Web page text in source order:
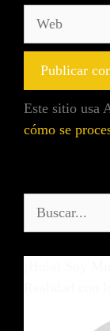
Este sitio usa
cómo se